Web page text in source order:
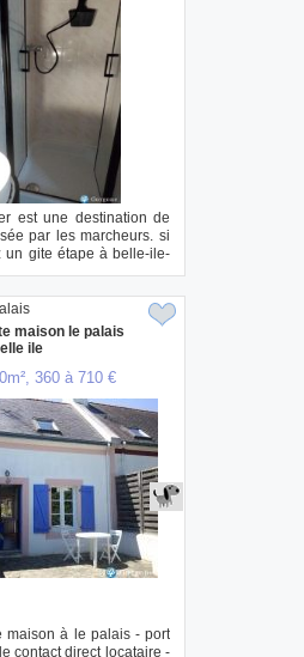
est une destination de
par les marcheurs. si
un gite étape à belle-ile-
maison le palais
ile
360 à 710 €
maison à le palais - port
contact direct locataire -